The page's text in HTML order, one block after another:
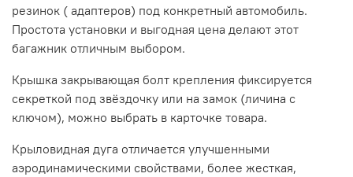
резинок ( адаптеров) под конкретный автомобиль.
Простота установки и выгодная цена делают этот
багажник отличным выбором.
Крышка закрывающая болт крепления фиксируется
секреткой под звёздочку или на замок (личина с
ключом), можно выбрать в карточке товара.
Крыловидная дуга отличается улучшенными
аэродинамическими свойствами, более жесткая,